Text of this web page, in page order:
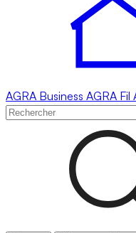
AGRA Business AGRA Fil